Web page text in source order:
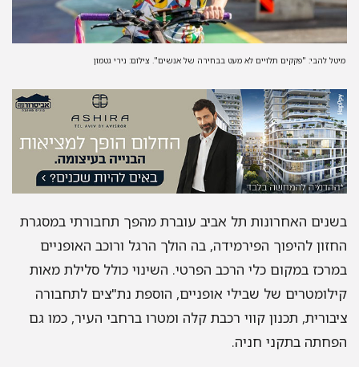
מיטל להבי: "פקקים תלויים לא מעט בבחירה של אנשים". צילום: נירי גטמון
בשנים האחרונות תל אביב עוברת מהפך תחבורתי במסגרת
החזון להיפוך הפירמידה, בה הולך הרגל ורוכב האופניים
במרכז במקום כלי הרכב הפרטי. השינוי כולל סלילת מאות
קילומטרים של שבילי אופניים, הוספת נת"צים לתחבורה
ציבורית, תכנון קווי רכבת קלה ומטרו ברחבי העיר, כמו גם
הפחתה בתקני חניה.